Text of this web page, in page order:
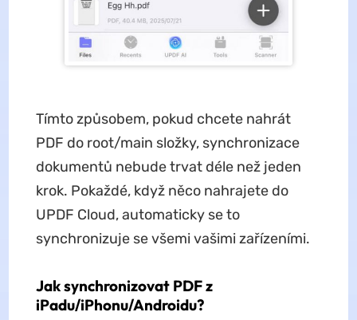
Tímto způsobem, pokud chcete nahrát
PDF do root/main složky, synchronizace
dokumentů nebude trvat déle než jeden
krok. Pokaždé, když něco nahrajete do
UPDF Cloud, automaticky se to
synchronizuje se všemi vašimi zařízeními.
Jak synchronizovat PDF z
iPadu/iPhonu/Androidu?